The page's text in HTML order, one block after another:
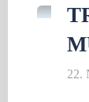
des
–
22.